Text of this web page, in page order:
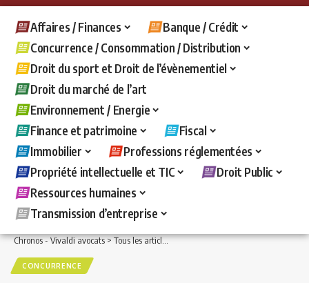
Affaires / Finances
Banque / Crédit
Concurrence / Consommation / Distribution
Droit du sport et Droit de l’évènementiel
Droit du marché de l’art
Environnement / Energie
Finance et patrimoine
Fiscal
Immobilier
Professions réglementées
Propriété intellectuelle et TIC
Droit Public
Ressources humaines
Transmission d’entreprise
Chronos - Vivaldi avocats>Tous les articles >Concurrence / Consommation /
CONCURRENCE